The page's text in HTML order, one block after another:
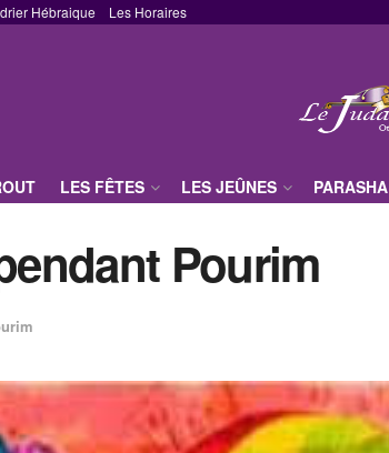
Hébraique Les Horaires
LES FÊTES LES JEÛNES PARASHA
Pourim